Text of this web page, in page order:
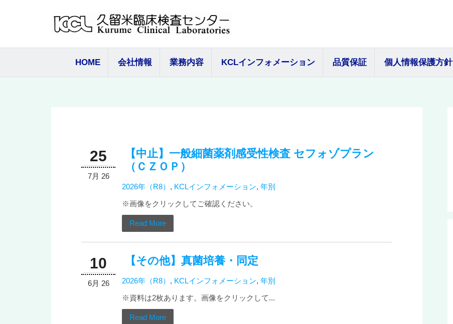
ス
HOME 会社情報 業務内容 KCLインフォメーション 品質保証 個人情報保護方針
25
7月 26
【中止】一般細菌薬剤感受性検査 セフォゾプラン
（ＣＺＯＰ）
2026年（R8） , KCLインフォメーション, 年別
※画像をクリックしてご確認ください。
Read More
10
6月 26
【その他】真菌培養・同定
2026年（R8） , KCLインフォメーション, 年別
※資料は2枚あります。画像をクリックして...
Read More